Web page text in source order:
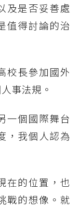
及是否妥善處
值得討論的治
校長參加國外
事法規。
一個國際舞台
，我個人認為
在的位置，也
戰的想像。就